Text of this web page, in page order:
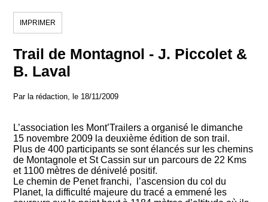
IMPRIMER
Trail de Montagnol - J. Piccolet &
B. Laval
Par la rédaction, le 18/11/2009
L’association les Mont’Trailers a organisé le dimanche
15 novembre 2009 la deuxième édition de son trail.
Plus de 400 participants se sont élancés sur les chemins
de Montagnole et St Cassin sur un parcours de 22 Kms
et 1100 mètres de dénivelé positif.
Le chemin de Penet franchi, l’ascension du col du
Planet, la difficulté majeure du tracé a emmené les